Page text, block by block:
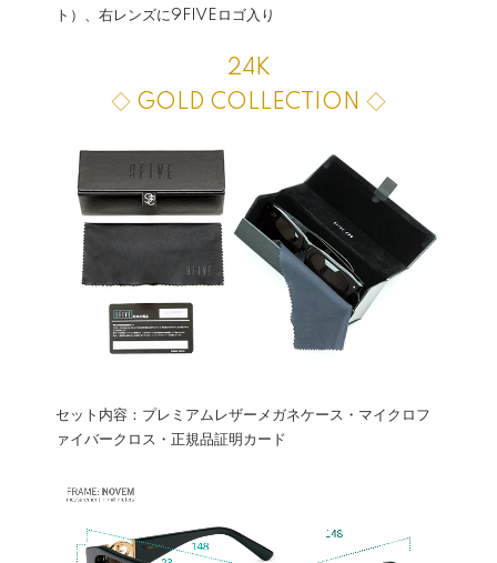
ト）、右レンズに9FIVEロゴ入り
24K
◇ GOLD COLLECTION ◇
セット内容：プレミアムレザーメガネケース・マイクロフ
ァイバークロス・正規品証明カード